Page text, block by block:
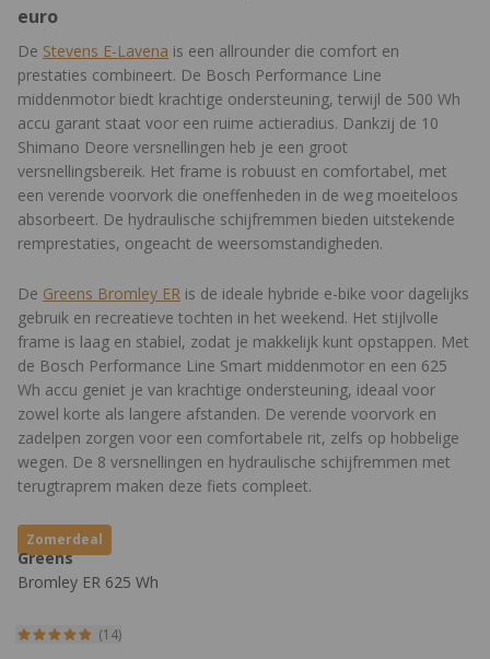
euro
De Stevens E-Lavena is een allrounder die comfort en
prestaties combineert. De Bosch Performance Line
middenmotor biedt krachtige ondersteuning, terwijl de 500 Wh
accu garant staat voor een ruime actieradius. Dankzij de 10
Shimano Deore versnellingen heb je een groot
versnellingsbereik. Het frame is robuust en comfortabel, met
een verende voorvork die oneffenheden in de weg moeiteloos
absorbeert. De hydraulische schijfremmen bieden uitstekende
remprestaties, ongeacht de weersomstandigheden.
De Greens Bromley ER is de ideale hybride e-bike voor dagelijks
gebruik en recreatieve tochten in het weekend. Het stijlvolle
frame is laag en stabiel, zodat je makkelijk kunt opstappen. Met
de Bosch Performance Line Smart middenmotor en een 625
Wh accu geniet je van krachtige ondersteuning, ideaal voor
zowel korte als langere afstanden. De verende voorvork en
zadelpen zorgen voor een comfortabele rit, zelfs op hobbelige
wegen. De 8 versnellingen en hydraulische schijfremmen met
terugtraprem maken deze fiets compleet.
Zomerdeal
Greens
Bromley ER 625 Wh
(14)